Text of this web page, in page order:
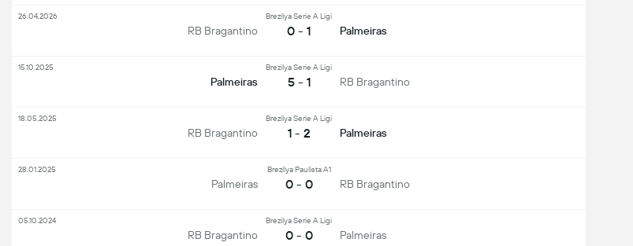
RB Bragantino
Brezilya Serie A Ligi
0 - 1 Palmeiras
26.04.2026
Palmeiras
Brezilya Serie A Ligi
5 - 1 RB Bragantino
15.10.2025
RB Bragantino
Brezilya Serie A Ligi
1 - 2 Palmeiras
18.05.2025
Palmeiras
Brezilya Paulista A1
0 - 0 RB Bragantino
28.01.2025
RB Bragantino
Brezilya Serie A Ligi
0 - 0 Palmeiras
05.10.2024